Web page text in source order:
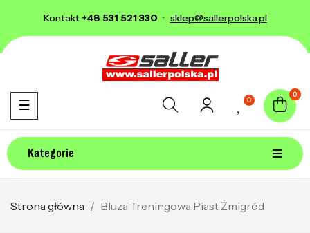
Kontakt+48 531 521 330 · sklep@sallerpolska.pl
0
0
Kategorie
Toggle navigation
☰
Strona główna Bluza Treningowa Piast Żmigród